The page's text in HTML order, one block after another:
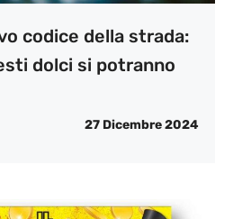
codice della strada:
dolci si potranno
27 Dicembre 2024